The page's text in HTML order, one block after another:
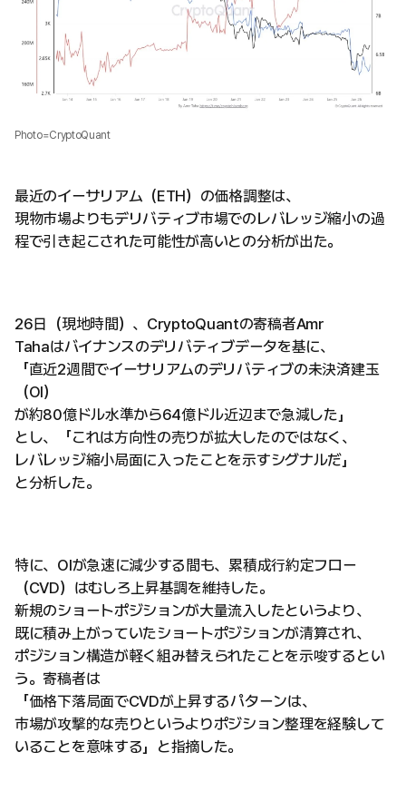
Photo=CryptoQuant
最近のイーサリアム（ETH）の価格調整は、
現物市場よりもデリバティブ市場でのレバレッジ縮小の過
程で引き起こされた可能性が高いとの分析が出た。
26日（現地時間）、CryptoQuantの寄稿者Amr
Tahaはバイナンスのデリバティブデータを基に、
「直近2週間でイーサリアムのデリバティブの未決済建玉
（OI）
が約80億ドル水準から64億ドル近辺まで急減した」
とし、「これは方向性の売りが拡大したのではなく、
レバレッジ縮小局面に入ったことを示すシグナルだ」
と分析した。
特に、OIが急速に減少する間も、累積成行約定フロー
（CVD）はむしろ上昇基調を維持した。
新規のショートポジションが大量流入したというより、
既に積み上がっていたショートポジションが清算され、
ポジション構造が軽く組み替えられたことを示唆するとい
う。寄稿者は
「価格下落局面でCVDが上昇するパターンは、
市場が攻撃的な売りというよりポジション整理を経験して
いることを意味する」と指摘した。